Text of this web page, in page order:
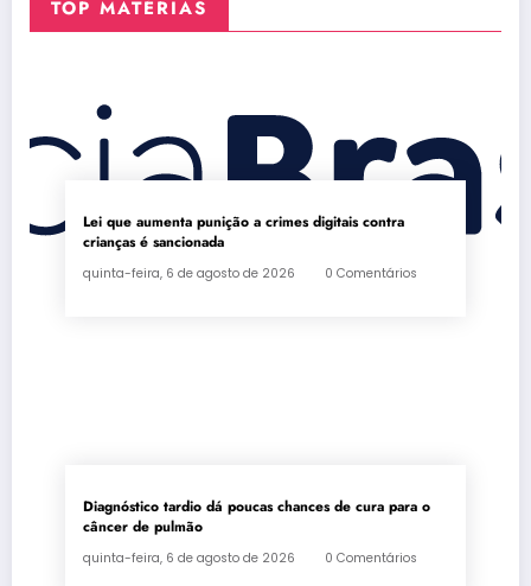
TOP MATÉRIAS
Lei que aumenta punição a crimes digitais contra
crianças é sancionada
quinta-feira, 6 de agosto de 2026 0 Comentários
Diagnóstico tardio dá poucas chances de cura para o
câncer de pulmão
quinta-feira, 6 de agosto de 2026 0 Comentários